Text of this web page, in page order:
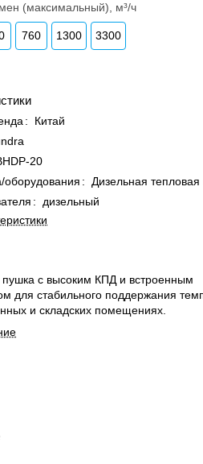
(максимальный), м³/ч
760 1300 3300
:
Китай
20
оборудования :
Дизельная тепловая
:
дизельный
пушка с высоким КПД и встроенным
для стабильного поддержания
и складских помещениях.